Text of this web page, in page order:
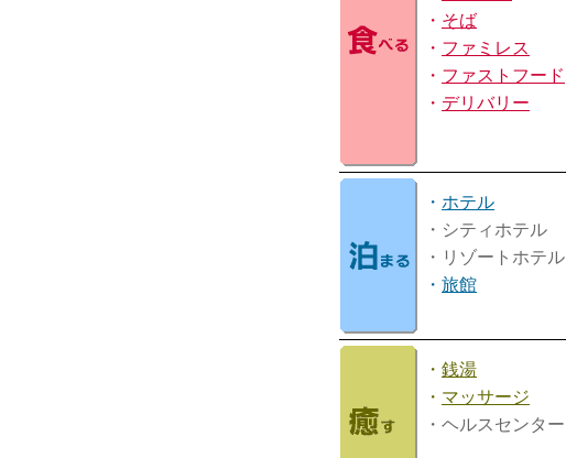
・ そば
・ ファミレス
・ ファストフード
・ デリバリー
・ ホテル
・シティホテル
・リゾートホテル
・ 旅館
・ 銭湯
・ マッサージ
・ヘルスセンター